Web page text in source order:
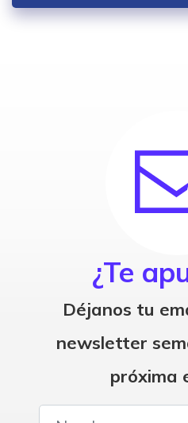
¿Te
Déjanos tu
newsletter
próxima